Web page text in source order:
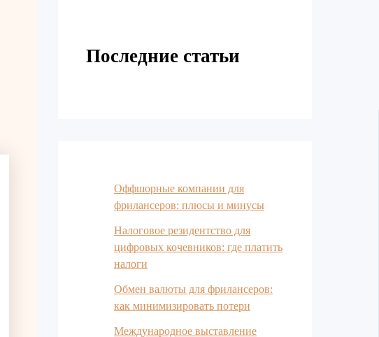
Последние статьи
Оффшорные компании для
фрилансеров: плюсы и минусы
Налоговое резидентство для
цифровых кочевников: где платить
налоги
Обмен валюты для фрилансеров:
как минимизировать потери
Международное выставление